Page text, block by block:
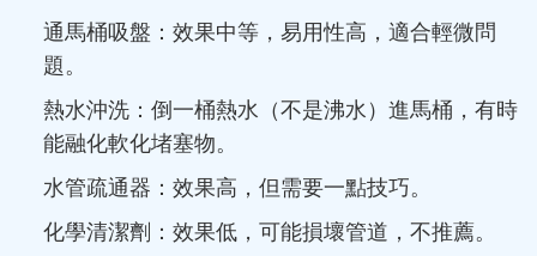
通馬桶吸盤：效果中等，易用性高，適合輕微問
題。
熱水沖洗：倒一桶熱水（不是沸水）進馬桶，有時
能融化軟化堵塞物。
水管疏通器：效果高，但需要一點技巧。
化學清潔劑：效果低，可能損壞管道，不推薦。